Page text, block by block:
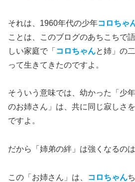
それは、1960年代の少年コロちゃ
ことは、このブログのあちこちで
しい家庭で「 コロちゃんと姉」の
って生きてきたのですよ。
そういう意味では、幼かった「少年
のお姉さん」は、共に同じ寂しさ
ですよ。
だから「姉弟の絆」は強くなるの
この「お姉さん」は、 コロちゃん